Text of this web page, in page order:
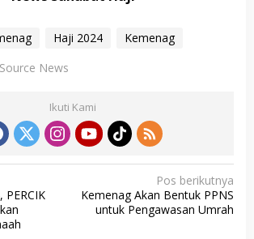
Haji 2024
Kemenag
Source News
Ikuti Kami
Pos berikutnya
Kemenag Akan Bentuk PPNS
untuk Pengawasan Umrah